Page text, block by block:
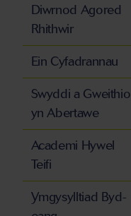
Diwrnod Agored
Rhithwir
Ein Cyfadrannau
Swyddi a Gweithio
yn Abertawe
Academi Hywel
Teifi
Ymgysylltiad Byd-